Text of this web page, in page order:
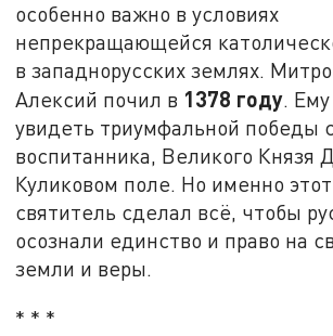
особенно важно в условиях
непрекращающейся
в западнорусских землях.
Алексий почил в 1378 году.
увидеть триумфальной победы
воспитанника, Великого Князя
Куликовом поле. Но именно
святитель сделал всё, чтобы
осознали единство и право на
земли и веры.
* * *